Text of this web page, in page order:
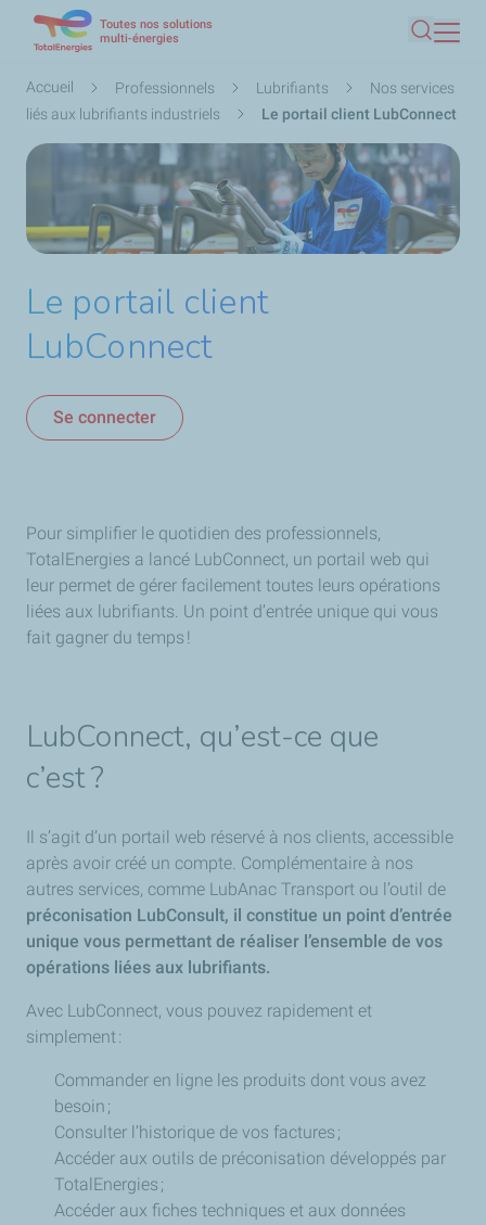
contenu
principal
Toutes nos solutions
multi-énergies
Fil
d'Ariane
Accueil Professionnels Lubrifiants
Nos services
liés aux lubrifiants industriels
Le portail client LubConnect
Le portail client
LubConnect
Se connecter
Pour simplifier le quotidien des professionnels,
TotalEnergies a lancé LubConnect, un portail web qui
leur permet de gérer facilement toutes leurs opérations
liées aux lubrifiants. Un point d’entrée unique qui vous
fait gagner du temps !
LubConnect, qu’est-ce que
c’est ?
Il s’agit d’un portail web réservé à nos clients, accessible
après avoir créé un compte. Complémentaire à nos
autres services, comme LubAnac Transport ou l’outil de
préconisation LubConsult, il constitue un point d’entrée
unique vous permettant de réaliser l’ensemble de vos
opérations liées aux lubrifiants.
Avec LubConnect, vous pouvez rapidement et
simplement :
Commander en ligne les produits dont vous avez
besoin ;
Consulter l’historique de vos factures ;
Accéder aux outils de préconisation développés par
TotalEnergies ;
Accéder aux fiches techniques et aux données